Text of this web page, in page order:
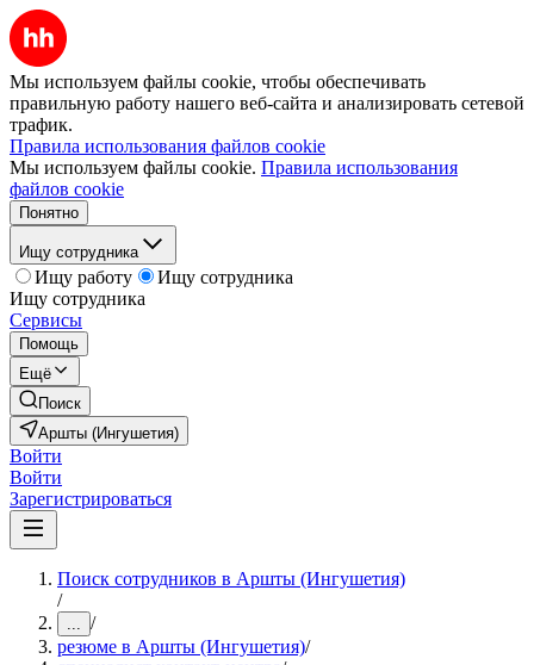
Мы используем файлы cookie, чтобы обеспечивать
правильную работу нашего веб-сайта и анализировать сетевой
трафик.
Правила использования файлов cookie
Мы используем файлы cookie. Правила использования
файлов cookie
Понятно
Ищу сотрудника
Ищу работу
Ищу сотрудника
Ищу сотрудника
Сервисы
Помощь
Ещё
Поиск
Аршты (Ингушетия)
Войти
Войти
Зарегистрироваться
Поиск сотрудников в Аршты (Ингушетия)
/
... /
резюме в Аршты (Ингушетия)/